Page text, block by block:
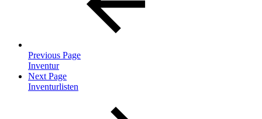
Previous Page
Inventur
Next Page
Inventurlisten